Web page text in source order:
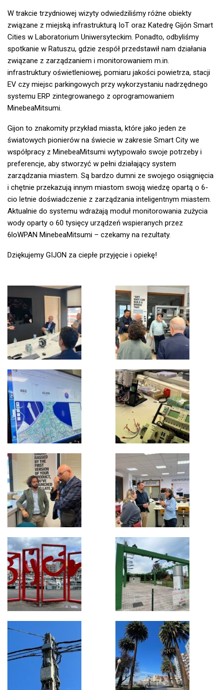
W trakcie trzydniowej wizyty odwiedziliśmy różne obiekty
związane z miejską infrastrukturą IoT oraz Katedrę Gijón Smart
Cities w Laboratorium Uniwersyteckim. Ponadto, odbyliśmy
spotkanie w Ratuszu, gdzie zespół przedstawił nam działania
związane z zarządzaniem i monitorowaniem m.in.
infrastruktury oświetleniowej, pomiaru jakości powietrza, stacji
EV czy miejsc parkingowych przy wykorzystaniu nadrzędnego
systemu ERP zintegrowanego z oprogramowaniem
MinebeaMitsumi.
Gijon to znakomity przykład miasta, które jako jeden ze
światowych pionierów na świecie w zakresie Smart City we
współpracy z MinebeaMitsumi wytypowało swoje potrzeby i
preferencje, aby stworzyć w pełni działający system
zarządzania miastem. Są bardzo dumni ze swojego osiągnięcia
i chętnie przekazują innym miastom swoją wiedzę opartą o 6-
cio letnie doświadczenie z zarządzania inteligentnym miastem.
Aktualnie do systemu wdrażają moduł monitorowania zużycia
wody oparty o 60 tysięcy urządzeń wspieranych przez
6loWPAN MinebeaMitsumi – czekamy na rezultaty.
Dziękujemy GIJON za ciepłe przyjęcie i opiekę!